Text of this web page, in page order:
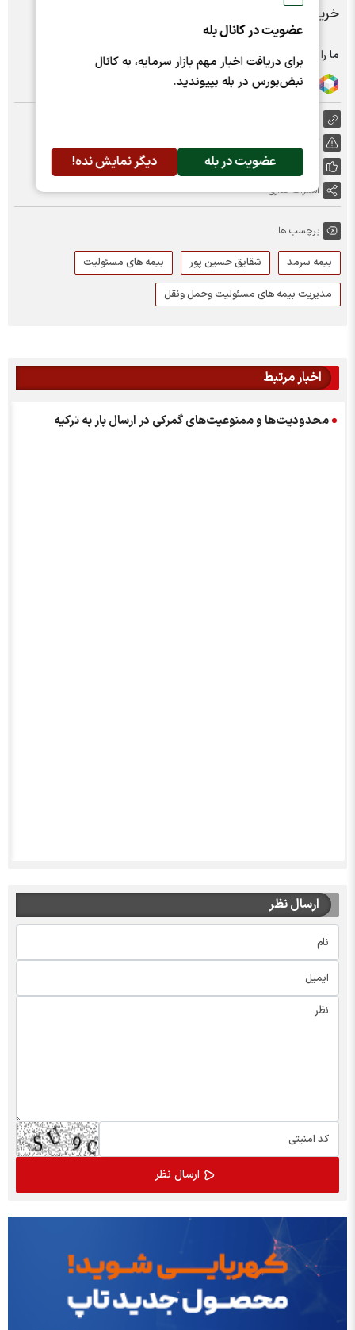
عضویت در کانال بله
برای دریافت اخبار مهم بازار سرمایه، به کانال
نبض‌بورس در بله بپیوندید.
عضویت در بله دیگر نمایش نده!
خریداری و دسترسی سریع به خدمات مد نظر قرار گیرد.
ما را در شبکه های اجتماعی دنبال کنید :
اشتراک گذاری
برچسب ها:
بیمه سرمد شقایق حسین پور
بیمه های مسئولیت
مدیریت بیمه های مسئولیت وحمل ونقل
اخبار مرتبط
محدودیت‌ها و ممنوعیت‌های گمرکی در ارسال بار به ترکیه
ارسال نظر